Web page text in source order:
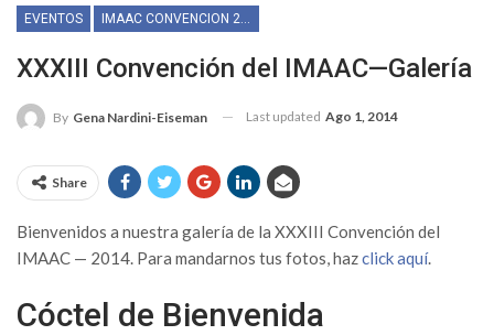
EVENTOS IMAAC CONVENCION 2014
XXXIII Convención del IMAAC—Galería
By Gena Nardini-Eiseman Last updated Ago 1, 2014
Share
Bienvenidos a nuestra galería de la XXXIII Convención del
IMAAC — 2014. Para mandarnos tus fotos, hazclick aquí.
Cóctel de Bienvenida